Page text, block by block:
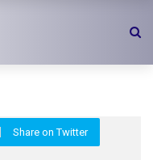
bersama
Share on Twitter